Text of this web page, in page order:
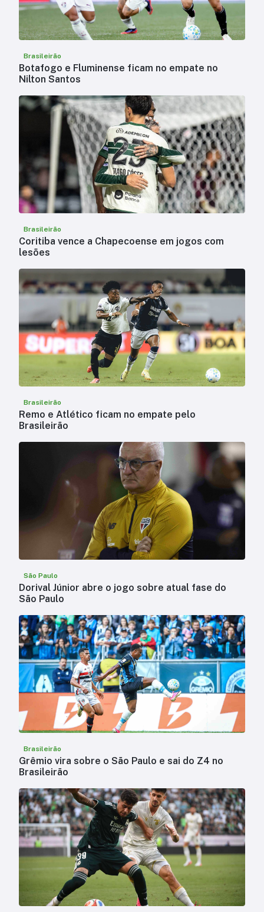
Brasileirão
Botafogo e Fluminense ficam no empate no
Nilton Santos
Brasileirão
Coritiba vence a Chapecoense em jogos com
lesões
Brasileirão
Remo e Atlético ficam no empate pelo
Brasileirão
São Paulo
Dorival Júnior abre o jogo sobre atual fase do
São Paulo
Brasileirão
Grêmio vira sobre o São Paulo e sai do Z4 no
Brasileirão